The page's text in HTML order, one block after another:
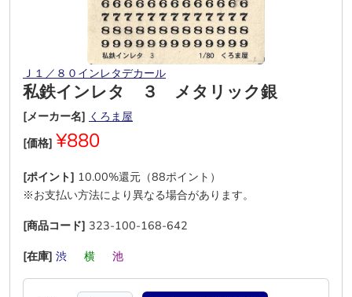
Ｊ１／８０インレタデカール
私鉄インレタ ３ メタリック銀
[メーカー名] くろま屋
[価格] ¥880
[ポイント] 10.00%還元（88ポイント）
※お支払い方法により異なる場合があります。
[商品コード] 323-100-168-642
[在庫] 渋 横 池